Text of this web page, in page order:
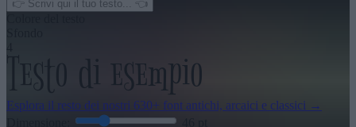
Esplora il resto dei nostri 630+ font antichi, arcaici e classici →